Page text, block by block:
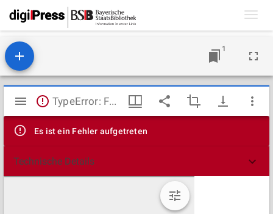
1
Mirador
Viewer
TypeError: Failed to fetch
Es ist ein Fehler aufgetreten
Technische Details